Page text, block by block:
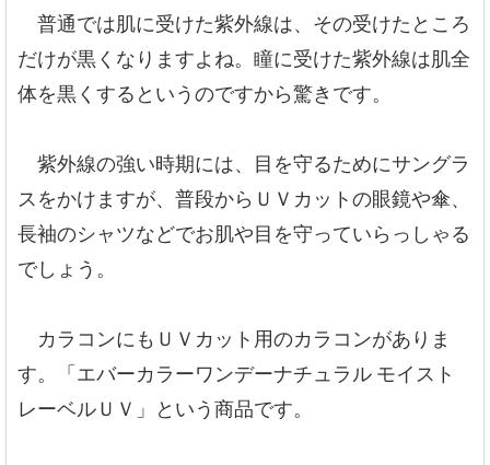
普通では肌に受けた紫外線は、その受けたところ
だけが黒くなりますよね。瞳に受けた紫外線は肌全
体を黒くするというのですから驚きです。
紫外線の強い時期には、目を守るためにサングラ
スをかけますが、普段からＵＶカットの眼鏡や傘、
長袖のシャツなどでお肌や目を守っていらっしゃる
でしょう。
カラコンにもＵＶカット用のカラコンがありま
す。「エバーカラーワンデーナチュラル モイスト
レーベルＵＶ」という商品です。